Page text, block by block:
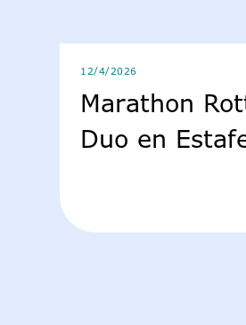
12/4/2026
Marathon
Duo en